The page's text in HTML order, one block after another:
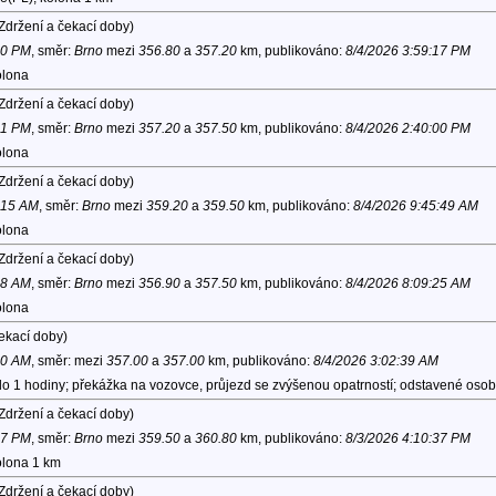
a čekací doby)
PM, směr: Brnomezi 356.80a 357.20km, publikováno: 8/4/2026 3:59:17 PM
a čekací doby)
PM, směr: Brnomezi 357.20a 357.50km, publikováno: 8/4/2026 2:40:00 PM
a čekací doby)
AM, směr: Brnomezi 359.20a 359.50km, publikováno: 8/4/2026 9:45:49 AM
a čekací doby)
AM, směr: Brnomezi 356.90a 357.50km, publikováno: 8/4/2026 8:09:25 AM
doby)
AM, směr: mezi 357.00a 357.00km, publikováno: 8/4/2026 3:02:39 AM
1 hodiny; překážka na vozovce, průjezd se zvýšenou opatrností; odstavené
a čekací doby)
PM, směr: Brnomezi 359.50a 360.80km, publikováno: 8/3/2026 4:10:37 PM
1 km
a čekací doby)